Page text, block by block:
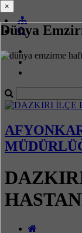
Dünya
×